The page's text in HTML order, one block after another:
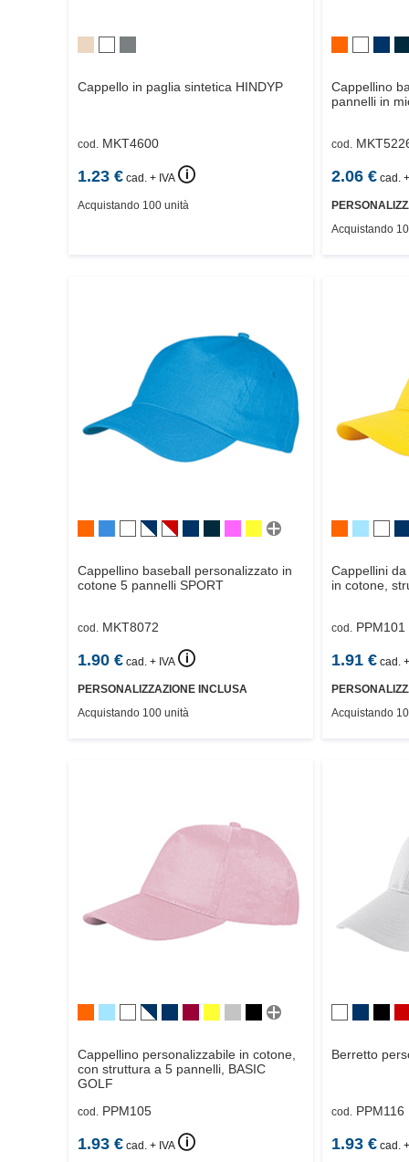
Cappello in paglia sintetica HINDYP
cod. MKT4600
1.23 € cad. + IVA 🛈
Acquistando 100 unità
Cappellino
pannelli in
cod.
2.06€ cad.
Acquistando
Cappellino baseball personalizzato in
cotone 5 pannelli SPORT
cod. MKT8072
1.90 € cad. + IVA 🛈
PERSONALIZZAZIONE INCLUSA
Acquistando 100 unità
Cappellini
in cotone,
cod. PPM101
1.91€ cad.
Acquistando
Cappellino personalizzabile in cotone,
con struttura a 5 pannelli, BASIC
GOLF
cod. PPM105
1.93 € cad. + IVA 🛈
Berretto
cod. PPM116
1.93€ cad.